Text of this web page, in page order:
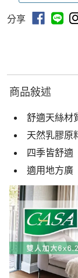
分享
商品敍述
舒適天絲材
天然乳膠原
四季皆舒適
適用地方廣